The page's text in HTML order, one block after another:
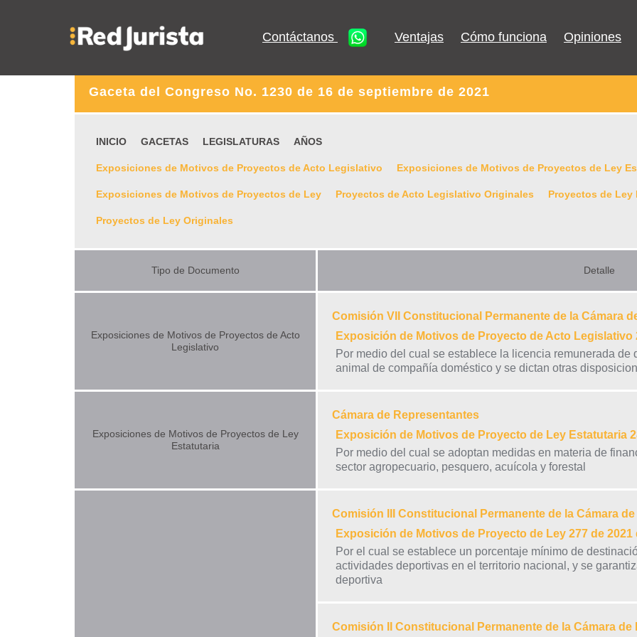
Contáctanos Ventajas Cómo funciona Opiniones
Gaceta del Congreso No. 1230 de 16 de septiembre de 2021
INICIO GACETAS LEGISLATURAS AÑOS
Exposiciones de Motivos de Proyectos de Acto Legislativo Exposiciones de Motivos de Proyectos de Ley
Exposiciones de Motivos de Proyectos de Ley Proyectos de Acto Legislativo Originales Proyectos de Ley
Proyectos de Ley Originales
Tipo de Documento Detalle
Exposiciones de Motivos de Proyectos de Acto
Legislativo
Comisión VII Constitucional Permanente de la Cámara
Exposición de Motivos de Proyecto de Acto Legislativo
Por medio del cual se establece la licencia remunerada
animal de compañía doméstico y se dictan otras
Exposiciones de Motivos de Proyectos de Ley
Estatutaria
Cámara de Representantes
Exposición de Motivos de Proyecto de Ley Estatutaria
Por medio del cual se adoptan medidas en materia de
sector agropecuario, pesquero, acuícola y forestal
Comisión III Constitucional Permanente de la Cámara
Exposición de Motivos de Proyecto de Ley 277 de 2021
Por el cual se establece un porcentaje mínimo de
actividades deportivas en el territorio nacional, y se
deportiva
Comisión II Constitucional Permanente de la Cámara de